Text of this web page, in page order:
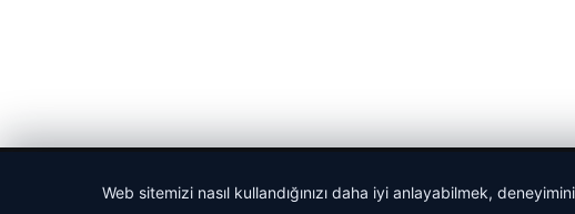
Web sitemizi nasıl kullandığınızı daha iyi anlayabilmek,